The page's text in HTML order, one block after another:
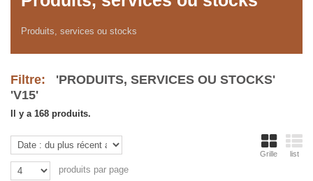
Produits, services ou stocks
Filtre:
'PRODUITS, SERVICES OU STOCKS'
'V15'
Il y a 168 produits.
Grille list
produits par page